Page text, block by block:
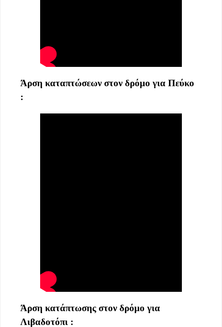
Άρση καταπτώσεων στον δρόμο για Πεύκο
:
Άρση κατάπτωσης στον δρόμο για
Λιβαδοτόπι :